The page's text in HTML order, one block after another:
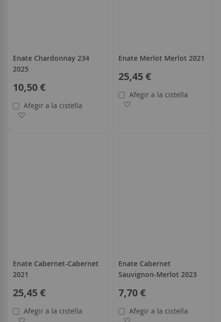
Enate Chardonnay 234
2025
10,50 €
Afegir a la cistella
Enate Merlot Merlot 2021
25,45 €
Afegir a la cistella
Enate Cabernet-Cabernet
2021
25,45 €
Afegir a la cistella
Enate Cabernet
Sauvignon-Merlot 2023
7,70 €
Afegir a la cistella